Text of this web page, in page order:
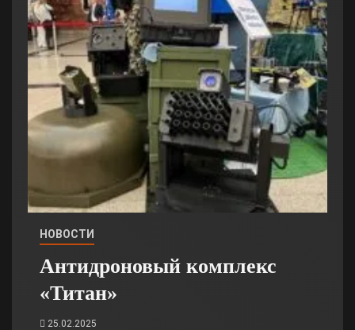
НОВОСТИ
Антидроновый комплекс
«Титан»
25.02.2025